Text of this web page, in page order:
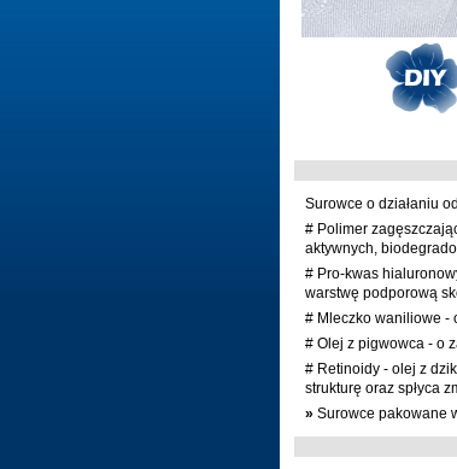
Surowce o działaniu
# Polimer
aktywnych,
# Pro-kwas
warstwę podporową
# Mleczko waniliowe -
# Olej z pigwowca - o
# Retinoidy - olej z
strukturę oraz spłyca
» Surowce pakowane